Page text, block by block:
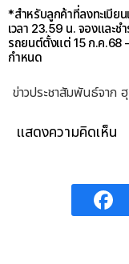
*สำหรับลูกค้าที่ลงทะเบีย
เวลา 23.59 น. จองและช
รถยนต์ตั้งแต่ 15 ก.ค.68
กำหนด
ข่าวประชาสัมพันธ์จาก
แสดงความคิดเห็น